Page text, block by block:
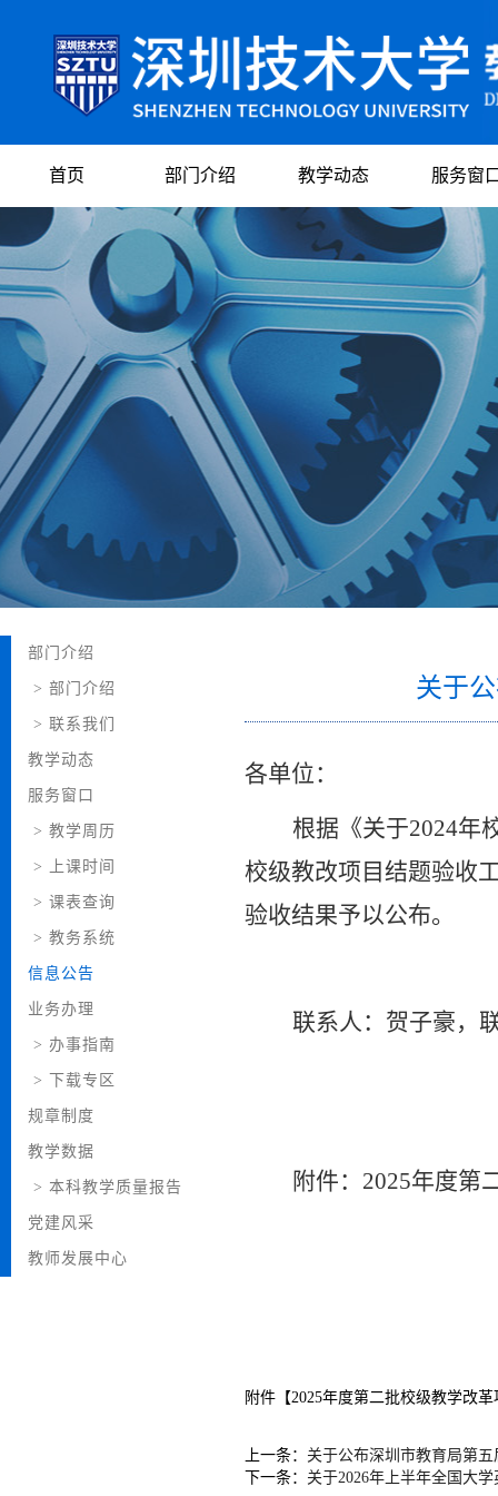
首页 部门介绍 教学动态 服务窗
部门介绍
> 部门介绍
> 联系我们
教学动态
服务窗口
> 教学周历
> 上课时间
> 课表查询
> 教务系统
信息公告
业务办理
> 办事指南
> 下载专区
规章制度
教学数据
> 本科教学质量报告
党建风采
教师发展中心
关于
各单位：
根据《关于2024年
校级教改项目结题验收
验收结果予以公布。
联系人：贺子豪，
附件： 2025年度第
附件【2025年度第二批校级教学改
上一条： 关于公布深圳市教育局第
下一条： 关于2026年上半年全国大